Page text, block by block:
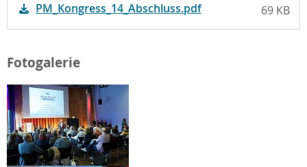
PM_Kongress_14_Abschluss.pdf 69 KB
Fotogalerie